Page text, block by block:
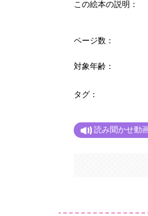
この絵本の説明：
ページ数：
対象年齢：
タグ：
読み聞かせ動